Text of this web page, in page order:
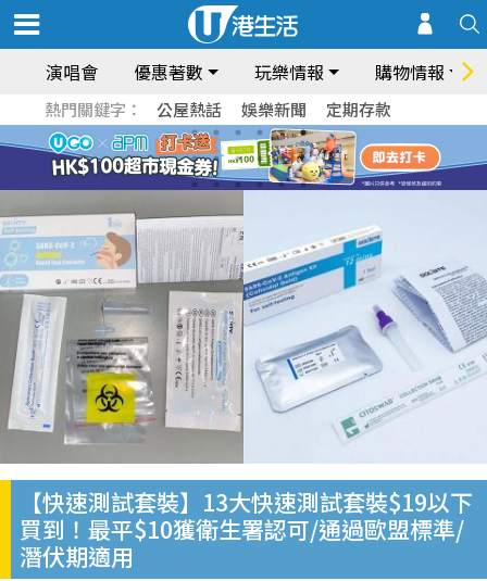
演唱會 優惠著數 玩樂情報 購物情報
熱門關鍵字： 公屋熱話 娛樂新聞 定期存款
【快速測試套裝】13大快速測試套裝$19以下
買到！最平$10獲衛生署認可/通過歐盟標準/
潛伏期適用